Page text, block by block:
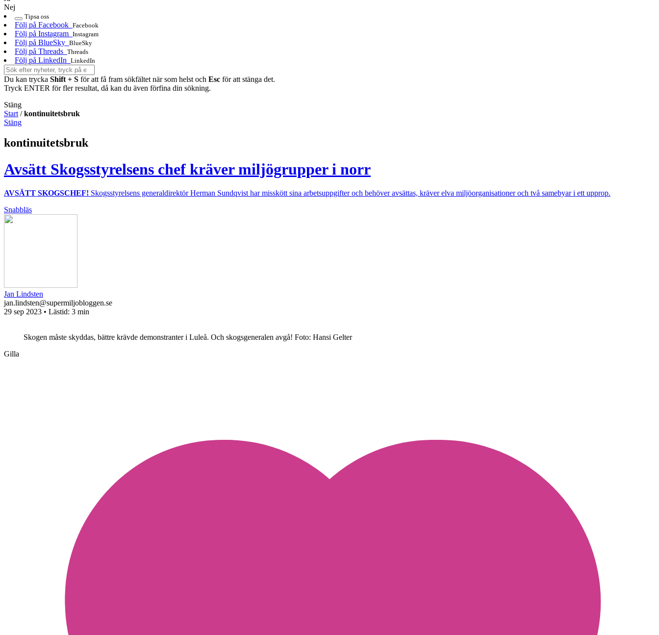
Nej
Tipsa oss
Följ på Facebook Facebook
Följ på Instagram Instagram
Följ på BlueSky BlueSky
Följ på Threads Threads
Följ på LinkedIn LinkedIn
Du kan trycka Shift + S för att få fram sökfältet när som helst och Esc för att stänga det.
Tryck ENTER för fler resultat, då kan du även förfina din sökning.
Stäng
Start /kontinuitetsbruk
Stäng
kontinuitetsbruk
Avsätt Skogsstyrelsens chef kräver miljögrupper i norr
AVSÄTT SKOGSCHEF! Skogsstyrelsens generaldirektör Herman Sundqvist har misskött sina arbetsuppgifter och behöver avsättas, kräver elva miljöorganisationer och två samebyar i ett upprop.
Snabbläs
Jan Lindsten
jan.lindsten@supermiljobloggen.se
29 sep 2023 • Lästid: 3 min
Skogen måste skyddas, bättre krävde demonstranter i Luleå. Och skogsgeneralen avgå! Foto: Hansi Gelter
Gilla